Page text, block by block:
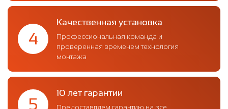
4
Качественная установка
Профессиональная команда и
проверенная временем технология
монтажа
5
10 лет гарантии
Предоставляем гарантию на все